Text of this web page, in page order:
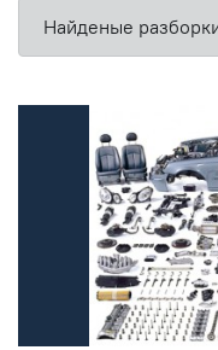
Найденые